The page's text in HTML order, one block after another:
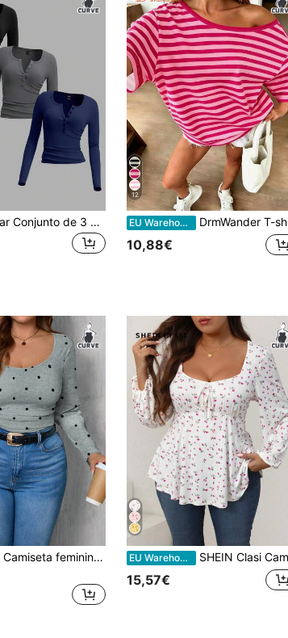
SHEIN EZwear Conjunto de 3 peças de camiseta feminina plus size, manga comprida, gola redonda, botões frontais, de malha, adequada para outono/inverno
12
EU Warehouse DrmWander T-shirt Clássica às Riscas com Ombros Abertos, Plus Size, Mais Vendida, Estilo Y2K Street Style de Verão para Mulher, Top
10,88€
SHEIN LUNE Camiseta feminina casual retrô com bolinhas, azul-claro e verde, gola quadrada, tamanho grande, justa, manga comprida, estilo básico para mulheres, primavera/outono
EU Warehouse SHEIN Clasi Camiseta plus size de manga comprida com amarração frontal e estampa floral delicada por toda a peça. Ideal para uso casual no dia a dia, na primavera, Páscoa e outono.
15,57€